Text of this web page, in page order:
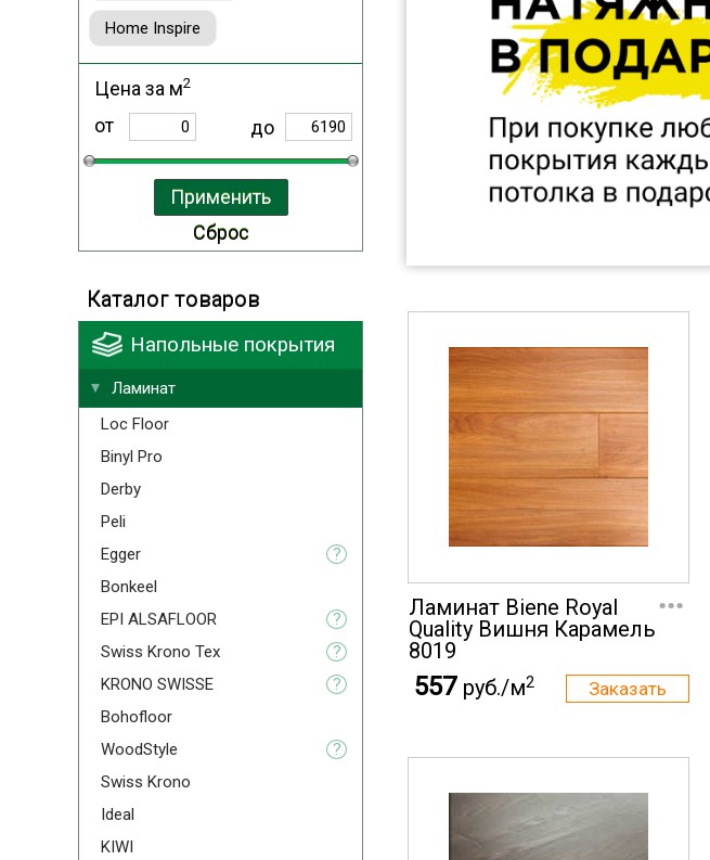
Ламинат Biene Royal
Quality Вишня Карамель
8019
...
557 руб./м2
Home Inspire
Цена за м2
от до
Каталог товаров
Напольные покрытия
Ламинат
Loc Floor
Binyl Pro
Derby
Peli
Egger
?
Bonkeel
EPI ALSAFLOOR
?
Swiss Krono Tex
?
KRONO SWISSE
?
Bohofloor
WoodStyle
?
Swiss Krono
Ideal
KIWI